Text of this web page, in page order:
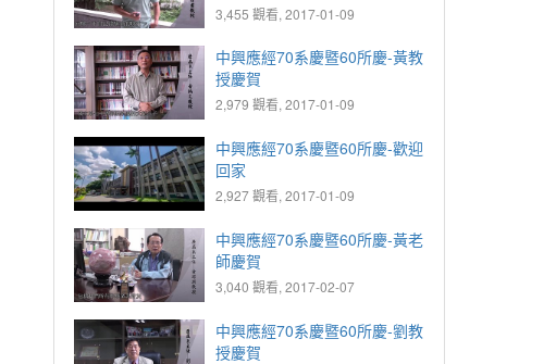
3,455 觀看, 2017-01-09
中興應經70系慶暨60所慶-黃教
授慶賀
2,979 觀看, 2017-01-09
中興應經70系慶暨60所慶-歡迎
回家
2,927 觀看, 2017-01-09
中興應經70系慶暨60所慶-黃老
師慶賀
3,040 觀看, 2017-02-07
中興應經70系慶暨60所慶-劉教
授慶賀